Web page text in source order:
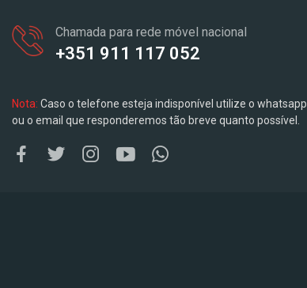
Chamada para rede móvel nacional
+351 911 117 052
Nota: Caso o telefone esteja indisponível utilize o whatsapp
ou o email que responderemos tão breve quanto possível.